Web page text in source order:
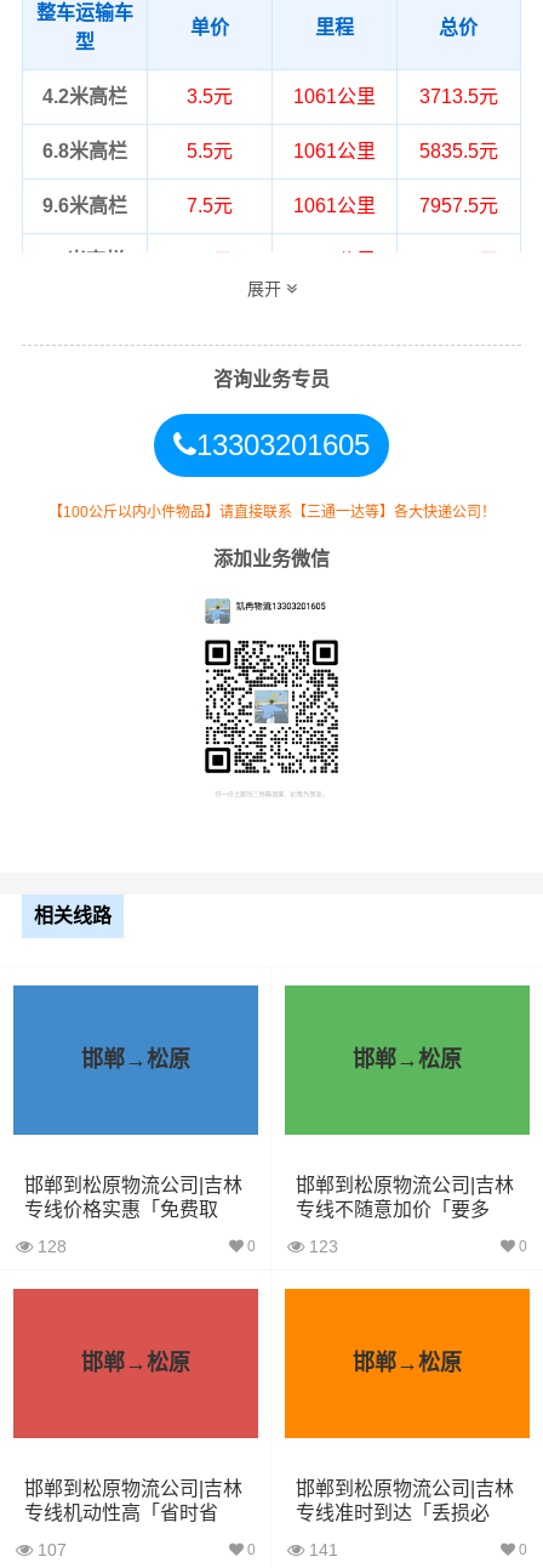
整车运输车
型
单价 里程 总价
4.2米高栏 3.5元 1061公里 3713.5元
6.8米高栏 5.5元 1061公里 5835.5元
9.6米高栏 7.5元 1061公里 7957.5元
整车运输价格计算方式通常是按单价×公
考，不作为最终成交价格，望知晓！
车型
4.2米货车 22立方 4.2×2.4×2.5
5.2米货车 31立方 8吨 5.2×2.4×2.6
6.8米货车 40立方 10吨 6.8×2.4×2.8
7.6米货车 48立方 16吨 7.6×2.4×2.8
9.6米货车 58立方 18吨 9.6×2.4×2.5
13米货车 80立方 13×2.4×2.8
其他货主物流经验分享
已发过张家口到松原物流专线的货主告诉大家如果你选择
展开
咨询业务专员
13303201605
【100公斤以内小件物品】请直接联系【三通一达等】各大快递公司！
添加业务微信
相关线路
邯郸→松原
邯郸到松原物流公司|吉林
专线价格实惠「免费取
128 0
邯郸→松原
邯郸到松原物流公司|吉林
专线不随意加价「要多
123 0
邯郸→松原
邯郸到松原物流公司|吉林
专线机动性高「省时省
107 0
邯郸→松原
邯郸到松原物流公司|吉林
专线准时到达「丢损必
141 0